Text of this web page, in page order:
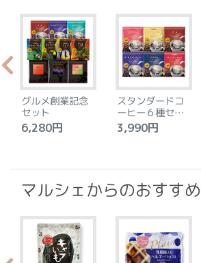
グルメ創業記念
セット
6,280円
スタンダードコ
ーヒー６種セッ
ト
3,990円
マルシェからのおすすめ